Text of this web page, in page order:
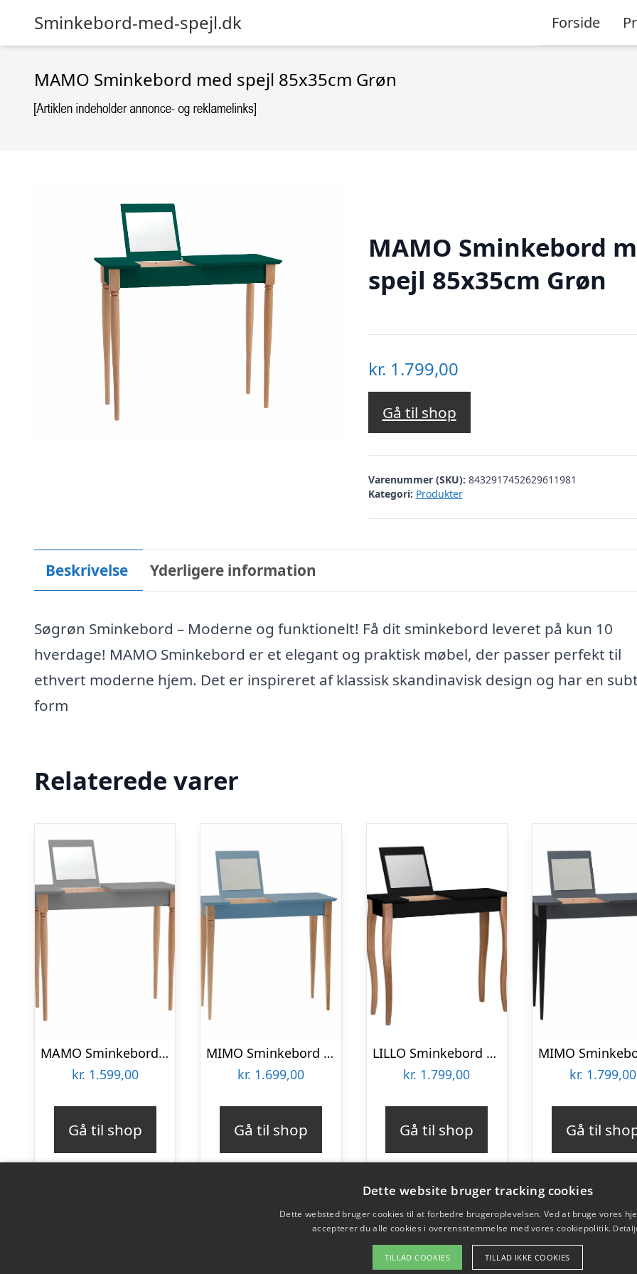
Sminkebord-med-spejl.dk Forside
MAMO Sminkebord med spejl 85x35cm Grøn
MAMO Sminkebord
spejl 85x35cm Grøn
kr. 1.799,00
Gå til shop
Varenummer (SKU): 8432917452629611981
Kategori: Produkter
Beskrivelse Yderligere information
Søgrøn Sminkebord – Moderne og funktionelt! Få dit sminkebord leveret på kun 10
hverdage! MAMO Sminkebord er et elegant og praktisk møbel, der passer perfekt til
ethvert moderne hjem. Det er inspireret af klassisk skandinavisk design og har en
form
Relaterede varer
MAMO Sminkebord med spejl – 65x35cm Mørkegrå
kr. 1.599,00
Gå til shop
MIMO Sminkebord med spejl 85x35cm Gentle Blue
kr. 1.699,00
Gå til shop
LILLO Sminkebord med spejl 85x35cm Sort
kr. 1.799,00
Gå til shop
kr. 1.799,00
Gå til
Dette website bruger tracking cookies
Dette websted bruger cookies til at forbedre brugeroplevelsen. Ved at bruge vores
accepterer du alle cookies i overensstemmelse med vores cookiepolitik.
TILLAD COOKIES TILLAD IKKE COOKIES